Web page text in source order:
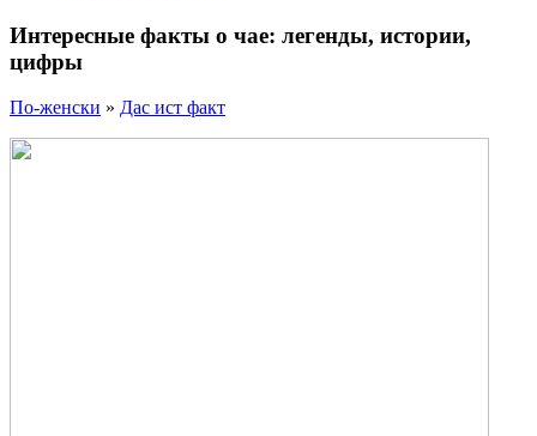
Интересные факты о чае: легенды, истории,
цифры
По-женски » Дас ист факт